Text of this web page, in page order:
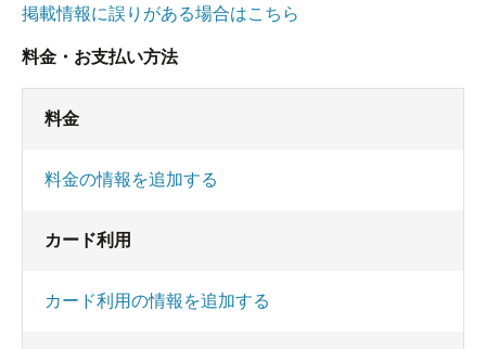
ば天国じゃないでしょうか？
掲載情報に誤りがある場合はこちら
料金・お支払い方法
料金
料金の情報を追加する
カード利用
カード利用の情報を追加する